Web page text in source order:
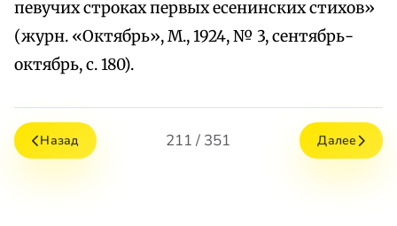
певучих строках первых есенинских стихов»
(журн. «Октябрь», М., 1924, № 3, сентябрь-
октябрь, с. 180).
Назад 211 / 351 Далее